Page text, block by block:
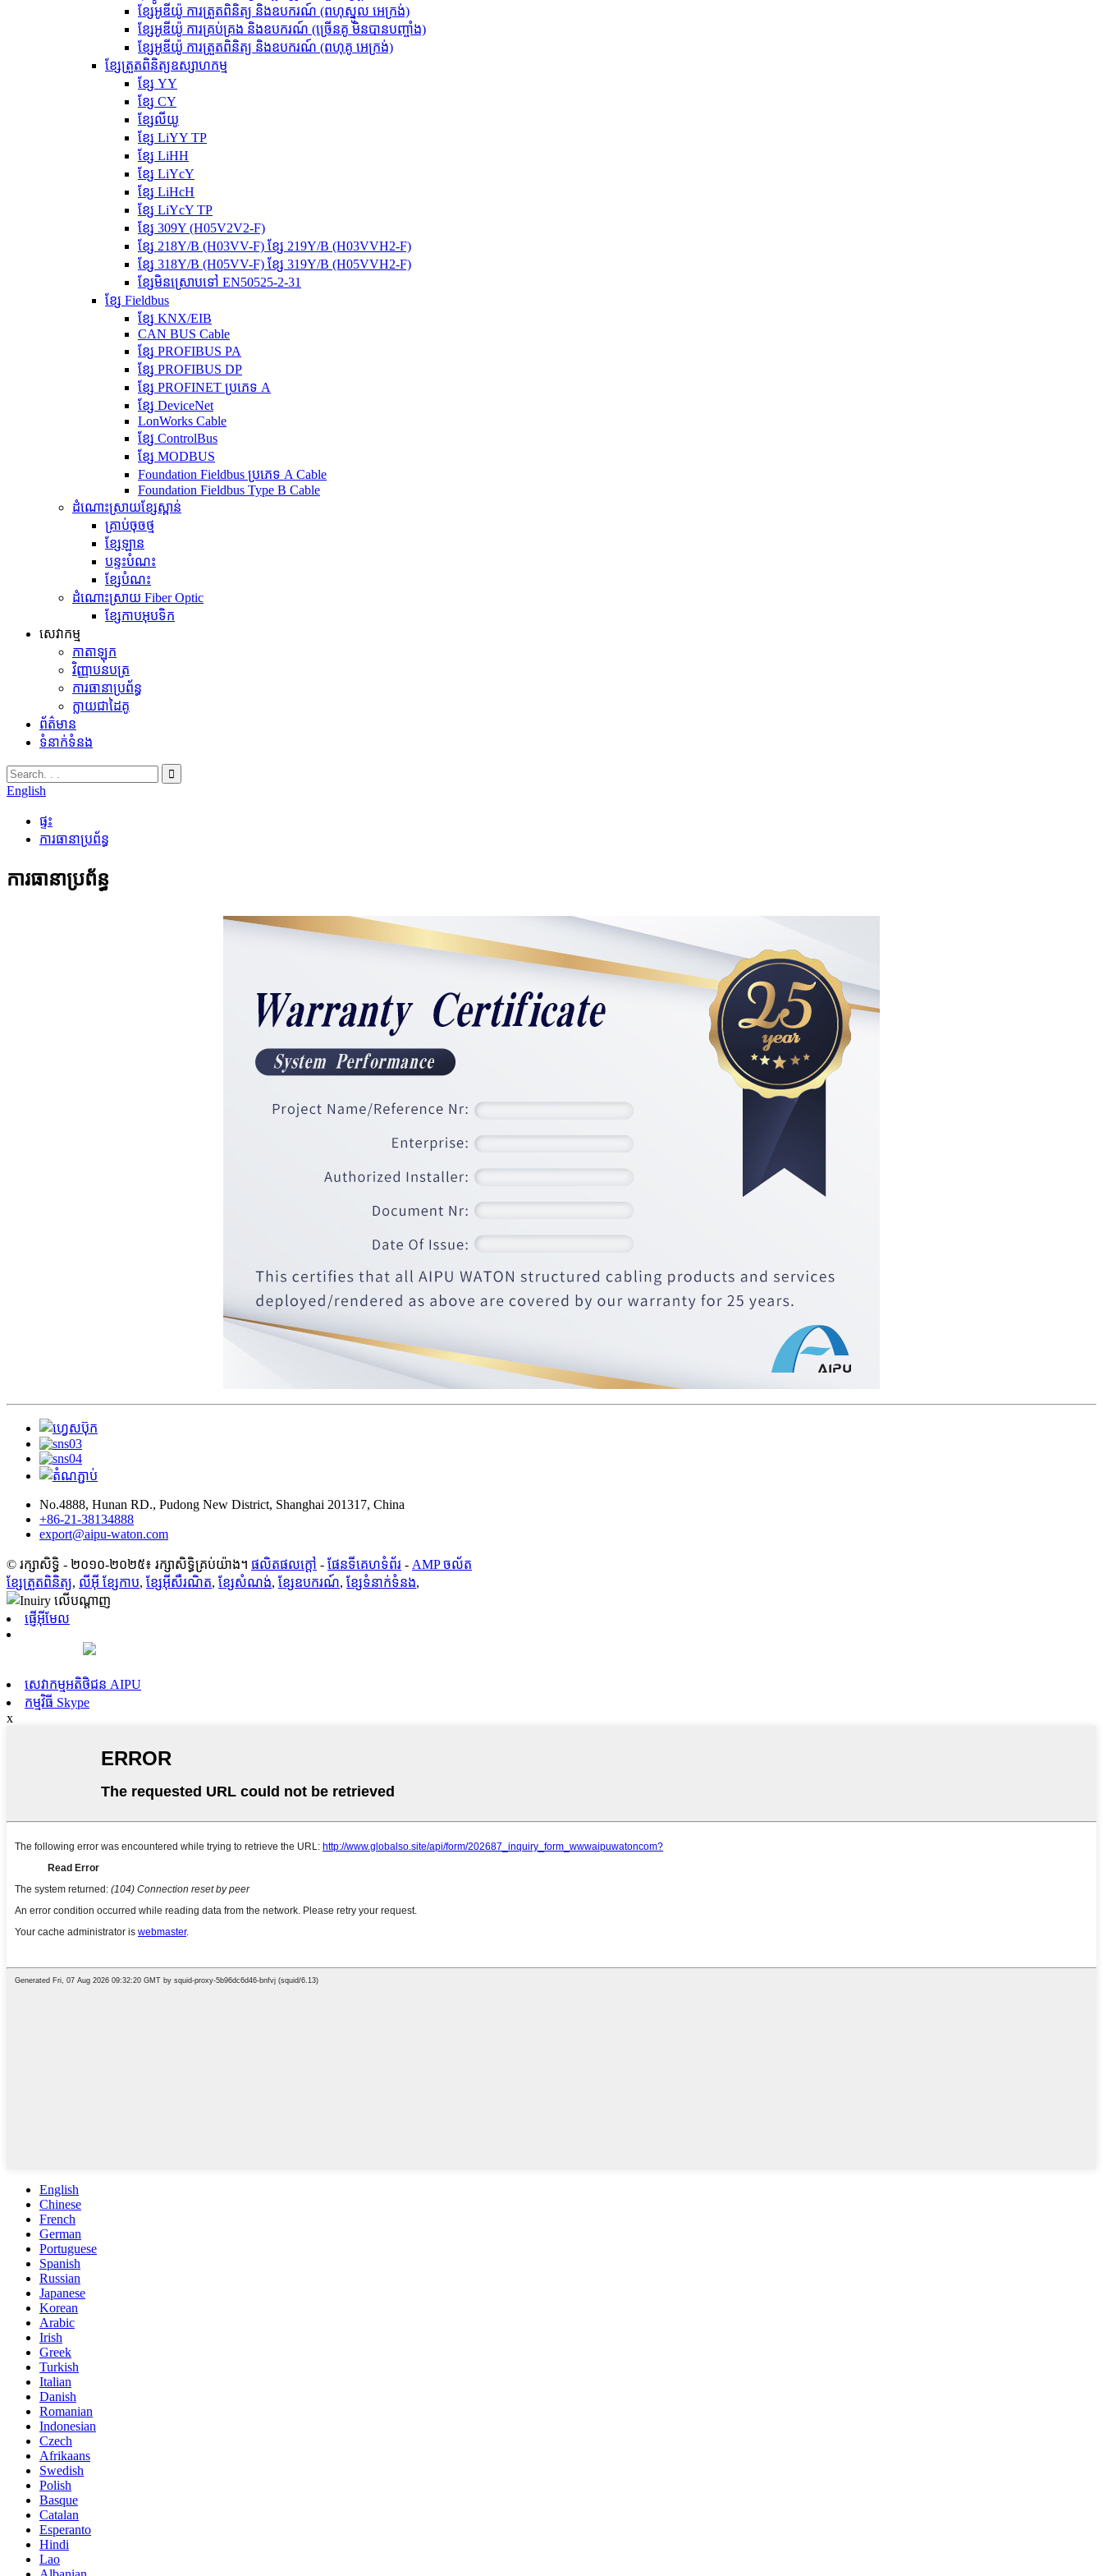
ខ្សែអូឌីយ៉ូ ការត្រួតពិនិត្យ និងឧបករណ៍ (ពហុស្នូល អេក្រង់)
ខ្សែអូឌីយ៉ូ ការគ្រប់គ្រង និងឧបករណ៍ (ច្រើនគូ មិនបានបញ្ចាំង)
ខ្សែអូឌីយ៉ូ ការត្រួតពិនិត្យ និងឧបករណ៍ (ពហុគូ អេក្រង់)
ខ្សែត្រួតពិនិត្យឧស្សាហកម្ម
ខ្សែ YY
ខ្សែ CY
ខ្សែលីយូ
ខ្សែ LiYY TP
ខ្សែ LiHH
ខ្សែ LiYcY
ខ្សែ LiHcH
ខ្សែ LiYcY TP
ខ្សែ 309Y (H05V2V2-F)
ខ្សែ 218Y/B (H03VV-F) ខ្សែ 219Y/B (H03VVH2-F)
ខ្សែ 318Y/B (H05VV-F) ខ្សែ 319Y/B (H05VVH2-F)
ខ្សែមិនស្រោបទៅ EN50525-2-31
ខ្សែ Fieldbus
ខ្សែ KNX/EIB
CAN BUS Cable
ខ្សែ PROFIBUS PA
ខ្សែ PROFIBUS DP
ខ្សែ PROFINET ប្រភេទ A
ខ្សែ DeviceNet
LonWorks Cable
ខ្សែ ControlBus
ខ្សែ MODBUS
Foundation Fieldbus ប្រភេទ A Cable
Foundation Fieldbus Type B Cable
ដំណោះស្រាយខ្សែស្ពាន់
គ្រាប់ចុចថ្ម
ខ្សែឡាន
បន្ទះបំណះ
ខ្សែបំណះ
ដំណោះស្រាយ Fiber Optic
ខ្សែកាបអុបទិក
សេវាកម្ម
កាតាឡុក
វិញ្ញាបនបត្រ
ការធានាប្រព័ន្ធ
ក្លាយជាដៃគូ
ព័ត៌មាន
ទំនាក់ទំនង
English
ផ្ទះ
ការធានាប្រព័ន្ធ
ការធានាប្រព័ន្ធ
No.4888, Hunan RD., Pudong New District, Shanghai 201317, China
+86-21-38134888
export@aipu-waton.com
© រក្សាសិទ្ធិ - ២០១០-២០២៥៖ រក្សាសិទ្ធិគ្រប់យ៉ាង។ ផលិតផលក្តៅ - ផែនទីគេហទំព័រ - AMP ចល័ត
ខ្សែត្រួតពិនិត្យ, លីអ៊ី ខ្សែកាប, ខ្សែអ៊ីសឺរណិត, ខ្សែសំណង់, ខ្សែឧបករណ៍, ខ្សែទំនាក់ទំនង,
ផ្ញើអ៊ីមែល
សេវាកម្មអតិថិជន AIPU
កម្មវិធី Skype
x
English
Chinese
French
German
Portuguese
Spanish
Russian
Japanese
Korean
Arabic
Irish
Greek
Turkish
Italian
Danish
Romanian
Indonesian
Czech
Afrikaans
Swedish
Polish
Basque
Catalan
Esperanto
Hindi
Lao